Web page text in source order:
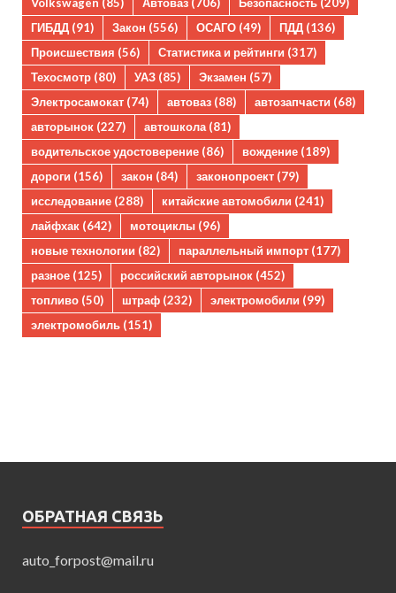
Volkswagen (85) Автоваз (706) Безопасность (209)
ГИБДД (91) Закон (556) ОСАГО (49) ПДД (136)
Происшествия (56) Статистика и рейтинги (317)
Техосмотр (80) УАЗ (85) Экзамен (57)
Электросамокат (74) автоваз (88) автозапчасти (68)
авторынок (227) автошкола(81)
водительское удостоверение (86) вождение (189)
дороги (156) закон (84) законопроект (79)
исследование (288) китайские автомобили (241)
лайфхак (642) мотоциклы (96)
новые технологии (82) параллельный импорт (177)
разное (125) российский авторынок (452)
топливо (50) штраф (232) электромобили (99)
электромобиль (151)
ОБРАТНАЯ СВЯЗЬ
auto_forpost@mail.ru